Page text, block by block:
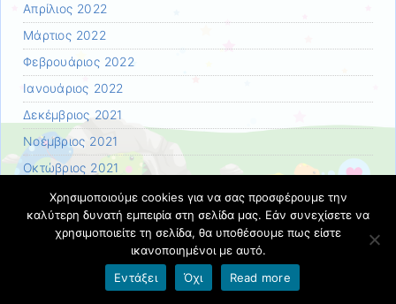
Απρίλιος 2022
Μάρτιος 2022
Φεβρουάριος 2022
Ιανουάριος 2022
Δεκέμβριος 2021
Νοέμβριος 2021
Οκτώβριος 2021
Σεπτέμβριος 2021
Ιούλιος 2021
Χρησιμοποιούμε cookies για να σας προσφέρουμε την
καλύτερη δυνατή εμπειρία στη σελίδα μας. Εάν συνεχίσετε να
χρησιμοποιείτε τη σελίδα, θα υποθέσουμε πως είστε
ικανοποιημένοι με αυτό.
Εντάξει
Όχι Read more